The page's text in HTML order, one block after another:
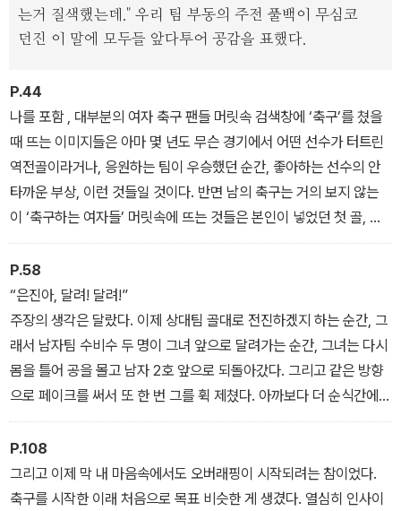
는거 질색했는데." 우리 팀 부동의 주전 풀백이 무심코
던진 이 말에 모두들 앞다투어 공감을 표했다.
P.44
나를 포함 , 대부분의 여자 축구 팬들 머릿속 검색창에 ‘축구’를 쳤을
때 뜨는 이미지들은 아마 몇 년도 무슨 경기에서 어떤 선수가 터트린
역전골이라거나, 응원하는 팀이 우승했던 순간, 좋아하는 선수의 안
타까운 부상, 이런 것들일 것이다. 반면 남의 축구는 거의 보지 않는
이 ‘축구하는 여자들’ 머릿속에 뜨는 것들은 본인이 넣었던 첫 골, 본
인이 경기 중 저지른 뼈아픈 실책, 우리 팀이 역전승하던 날, 우리 팀
유니폼 같은 것들일 것 같다. 그 속에는 오직 나 자신, 내가 속한 팀만
이 있다. 어느 프로 축구팀의 어느 유명 선수가 끼어들 틈 없이. ‘축
구’와 관련해서 자신에게서 비롯되는 자신의 몸에 새겨진 경험들로만
꽉 채워져 있는 여자들. 오, 생각해 보니 이건 이거대로 멋있잖아!
P.58
“은진아, 달려! 달려!”
주장의 생각은 달랐다. 이제 상대팀 골대로 전진하겠지 하는 순간, 그
래서 남자팀 수비수 두 명이 그녀 앞으로 달려가는 순간, 그녀는 다시
몸을 틀어 공을 몰고 남자 2호 앞으로 되돌아갔다. 그리고 같은 방향
으로 페이크를 써서 또 한 번 그를 휙 제쳤다. 아까보다 더 순식간에
벌어진 일이었다. 와, 세상에. 설마 했는데 굳이 다시 가서 그걸 또 하
다니, 이런 무서운 여자. 도끼로이마까 깐데또까 같은 여자. 우리의 무
서운 깐데또까는 이제 거칠 것 없이 앞으로 내달렸다. 다른 수비수가
재빨리 주장에게 따라붙었지만 역부족이었다. 그녀는 그마저도 가볍
P.108
그리고 이제 막 내 마음속에서도 오버래핑이 시작되려는 참이었다.
축구를 시작한 이래 처음으로 목표 비슷한 게 생겼다. 열심히 인사이